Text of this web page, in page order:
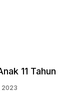
11 Tahun
2023